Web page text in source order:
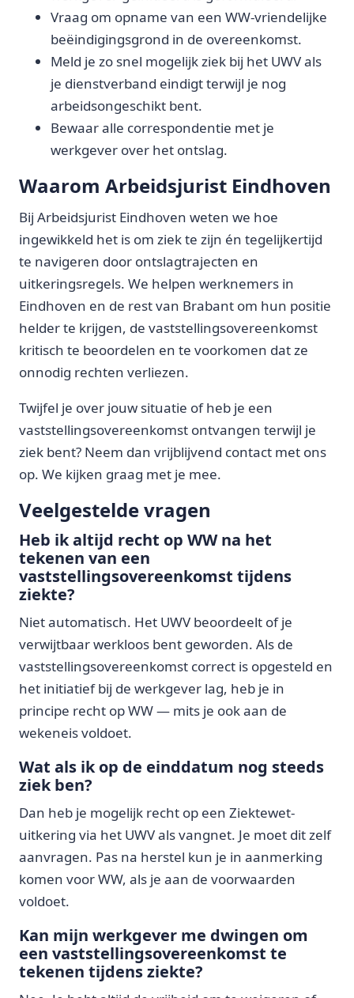
Vraag om opname van een WW-vriendelijke
beëindigingsgrond in de overeenkomst.
Meld je zo snel mogelijk ziek bij het UWV als
je dienstverband eindigt terwijl je nog
arbeidsongeschikt bent.
Bewaar alle correspondentie met je
werkgever over het ontslag.
Waarom Arbeidsjurist Eindhoven
Bij Arbeidsjurist Eindhoven weten we hoe
ingewikkeld het is om ziek te zijn én tegelijkertijd
te navigeren door ontslagtrajecten en
uitkeringsregels. We helpen werknemers in
Eindhoven en de rest van Brabant om hun positie
helder te krijgen, de vaststellingsovereenkomst
kritisch te beoordelen en te voorkomen dat ze
onnodig rechten verliezen.
Twijfel je over jouw situatie of heb je een
vaststellingsovereenkomst ontvangen terwijl je
ziek bent? Neem dan vrijblijvend contact met ons
op. We kijken graag met je mee.
Veelgestelde vragen
Heb ik altijd recht op WW na het
tekenen van een
vaststellingsovereenkomst tijdens
ziekte?
Niet automatisch. Het UWV beoordeelt of je
verwijtbaar werkloos bent geworden. Als de
vaststellingsovereenkomst correct is opgesteld en
het initiatief bij de werkgever lag, heb je in
principe recht op WW — mits je ook aan de
wekeneis voldoet.
Wat als ik op de einddatum nog steeds
ziek ben?
Dan heb je mogelijk recht op een Ziektewet-
uitkering via het UWV als vangnet. Je moet dit zelf
aanvragen. Pas na herstel kun je in aanmerking
komen voor WW, als je aan de voorwaarden
voldoet.
Kan mijn werkgever me dwingen om
een vaststellingsovereenkomst te
tekenen tijdens ziekte?